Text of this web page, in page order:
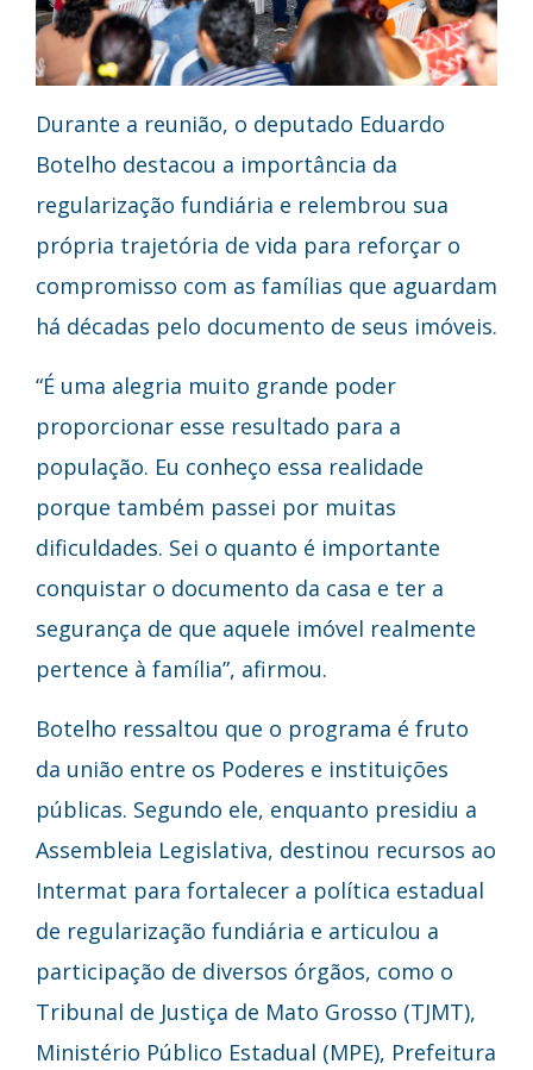
Durante a reunião, o deputado Eduardo
Botelho destacou a importância da
regularização fundiária e relembrou sua
própria trajetória de vida para reforçar o
compromisso com as famílias que aguardam
há décadas pelo documento de seus imóveis.
“É uma alegria muito grande poder
proporcionar esse resultado para a
população. Eu conheço essa realidade
porque também passei por muitas
dificuldades. Sei o quanto é importante
conquistar o documento da casa e ter a
segurança de que aquele imóvel realmente
pertence à família”, afirmou.
Botelho ressaltou que o programa é fruto
da união entre os Poderes e instituições
públicas. Segundo ele, enquanto presidiu a
Assembleia Legislativa, destinou recursos ao
Intermat para fortalecer a política estadual
de regularização fundiária e articulou a
participação de diversos órgãos, como o
Tribunal de Justiça de Mato Grosso (TJMT),
Ministério Público Estadual (MPE), Prefeitura